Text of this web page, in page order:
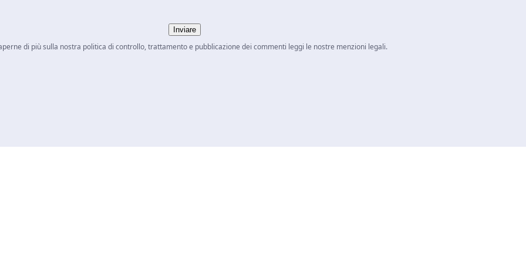
Inviare
di più sulla nostra politica di controllo, trattamento e pubblicazione dei commenti leggi le nostre menzioni legali.